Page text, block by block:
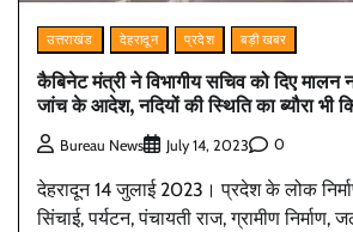
उत्तराखंड देहरादून प्रदेश बड़ी खबर
कैबिनेट मंत्री ने विभागीय सचिव को दिए
जांच के आदेश, नदियों की स्थिति का ब्यौरा भी
Bureau News July 14, 2023 0
देहरादून 14 जुलाई 2023। प्रदेश के लोक
सिंचाई, पर्यटन, पंचायती राज, ग्रामीण निर्माण,